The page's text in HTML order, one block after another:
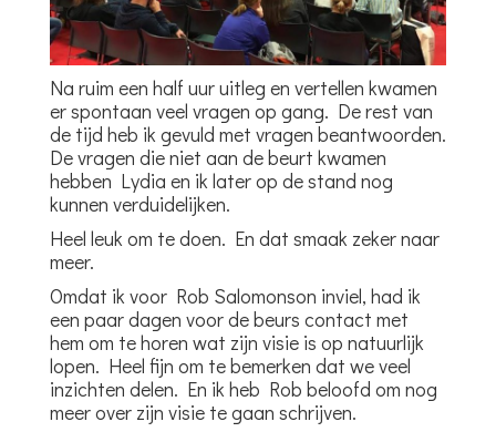
Na ruim een half uur uitleg en vertellen kwamen
er spontaan veel vragen op gang. De rest van
de tijd heb ik gevuld met vragen beantwoorden.
De vragen die niet aan de beurt kwamen
hebben Lydia en ik later op de stand nog
kunnen verduidelijken.
Heel leuk om te doen. En dat smaak zeker naar
meer.
Omdat ik voor Rob Salomonson inviel, had ik
een paar dagen voor de beurs contact met
hem om te horen wat zijn visie is op natuurlijk
lopen. Heel fijn om te bemerken dat we veel
inzichten delen. En ik heb Rob beloofd om nog
meer over zijn visie te gaan schrijven.